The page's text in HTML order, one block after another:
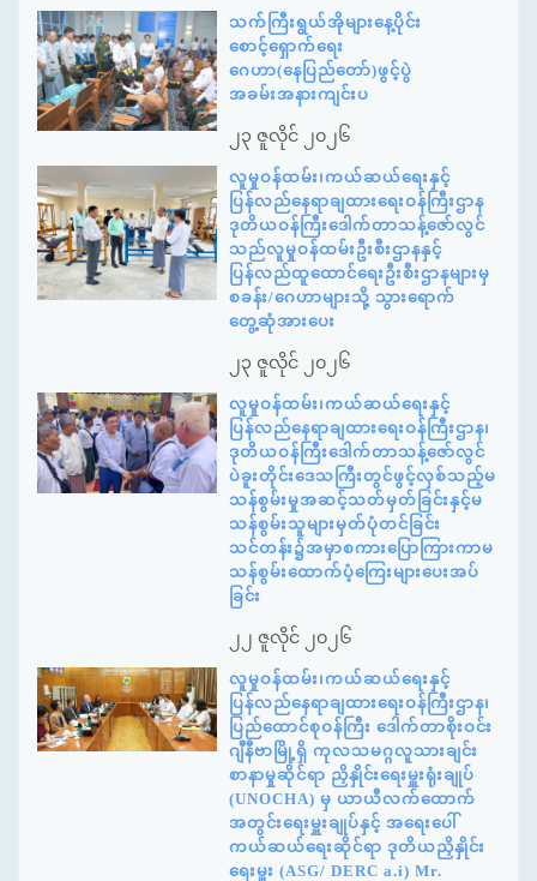
သက်ကြီးရွယ်အိုများနေ့ပိုင်း
စောင့်ရှောက်ရေး
ဂေဟာ(နေပြည်တော်)ဖွင့်ပွဲ
အခမ်းအနားကျင်းပ
၂၃ ဇူလိုင် ၂၀၂၆
လူမှုဝန်ထမ်း၊ကယ်ဆယ်ရေးနှင့်
ပြန်လည်နေရာချထားရေးဝန်ကြီးဌာန
ဒုတိယဝန်ကြီးဒေါက်တာသန့်ဇော်လွင်
သည်လူမှုဝန်ထမ်းဦးစီးဌာနနှင့်
ပြန်လည်ထူထောင်ရေးဦးစီးဌာနများမှ
စခန်း/ဂေဟာများသို့ သွားရောက်
တွေ့ဆုံအားပေး
၂၃ ဇူလိုင် ၂၀၂၆
လူမှုဝန်ထမ်း၊ကယ်ဆယ်ရေးနှင့်
ပြန်လည်နေရာချထားရေးဝန်ကြီးဌာန၊
ဒုတိယဝန်ကြီးဒေါက်တာသန့်ဇော်လွင်
ပဲခူးတိုင်းဒေသကြီးတွင်ဖွင့်လှစ်သည့်မ
သန်စွမ်းမှုအဆင့်သတ်မှတ်ခြင်းနှင့်မ
သန်စွမ်းသူများမှတ်ပုံတင်ခြင်း
သင်တန်း၌အမှာစကားပြောကြားကာမ
သန်စွမ်းထောက်ပံ့ကြေးများပေးအပ်
ခြင်း
၂၂ ဇူလိုင် ၂၀၂၆
လူမှုဝန်ထမ်း၊ကယ်ဆယ်ရေးနှင့်
ပြန်လည်နေရာချထားရေးဝန်ကြီးဌာန၊
ပြည်ထောင်စုဝန်ကြီး ဒေါက်တာစိုးဝင်း
ဂျီနီဗာမြို့ရှိ ကုလသမဂ္ဂလူသားချင်း
စာနာမှုဆိုင်ရာ ညှိနှိုင်းရေးမှူးရုံးချုပ်
(UNOCHA) မှ ယာယီလက်ထောက်
အတွင်းရေးမှူးချုပ်နှင့် အရေးပေါ်
ကယ်ဆယ်ရေးဆိုင်ရာ ဒုတိယညှိနှိုင်း
ရေးမှူး (ASG/ DERC a.i) Mr.